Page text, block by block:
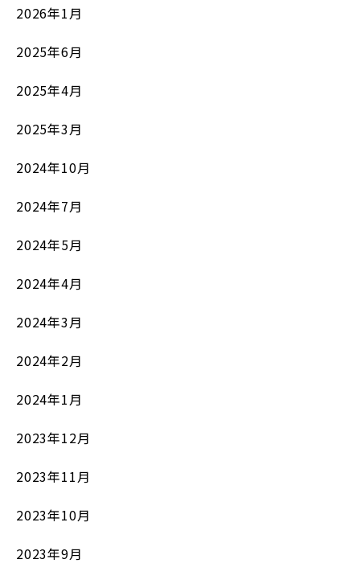
2026年1月
2025年6月
2025年4月
2025年3月
2024年10月
2024年7月
2024年5月
2024年4月
2024年3月
2024年2月
2024年1月
2023年12月
2023年11月
2023年10月
2023年9月